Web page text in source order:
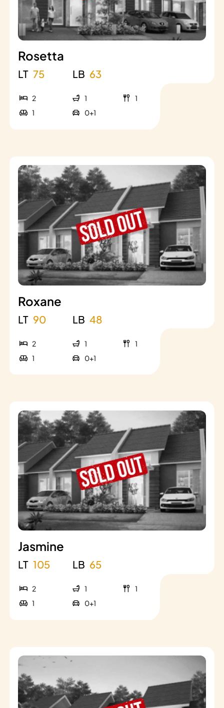
Rosetta
LT 75 LB 63
2 1
1
1
0+1
Roxane
LT 90 LB 48
2 1
1
1
0+1
Jasmine
LT 105 LB 65
2 1
1
1
0+1